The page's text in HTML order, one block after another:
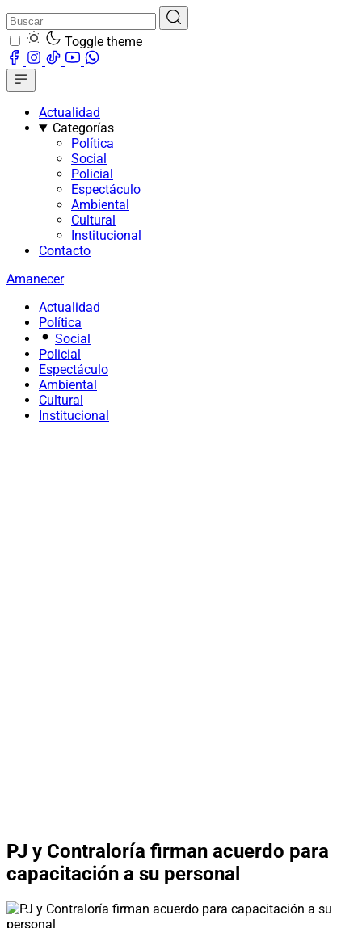
Toggle theme
Actualidad
Categorías
Política
Social
Policial
Espectáculo
Ambiental
Cultural
Institucional
Contacto
Amanecer
Actualidad
Política
Social
Policial
Espectáculo
Ambiental
Cultural
Institucional
PJ y Contraloría firman acuerdo para
capacitación a su personal